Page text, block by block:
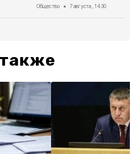
Общество 7 августа , 14:30